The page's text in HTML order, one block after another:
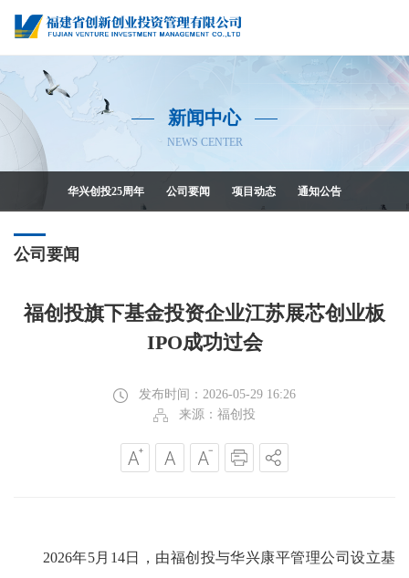
新闻中心
NEWS CENTER
华兴创投25周年 公司要闻 项目动态 通知公告
公司要闻
福创投旗下基金投资企业江苏展芯创业板
IPO成功过会
发布时间：2026-05-29 16:26
来源：福创投
2026年5月14日，由福创投与华兴康平管理公司设立基